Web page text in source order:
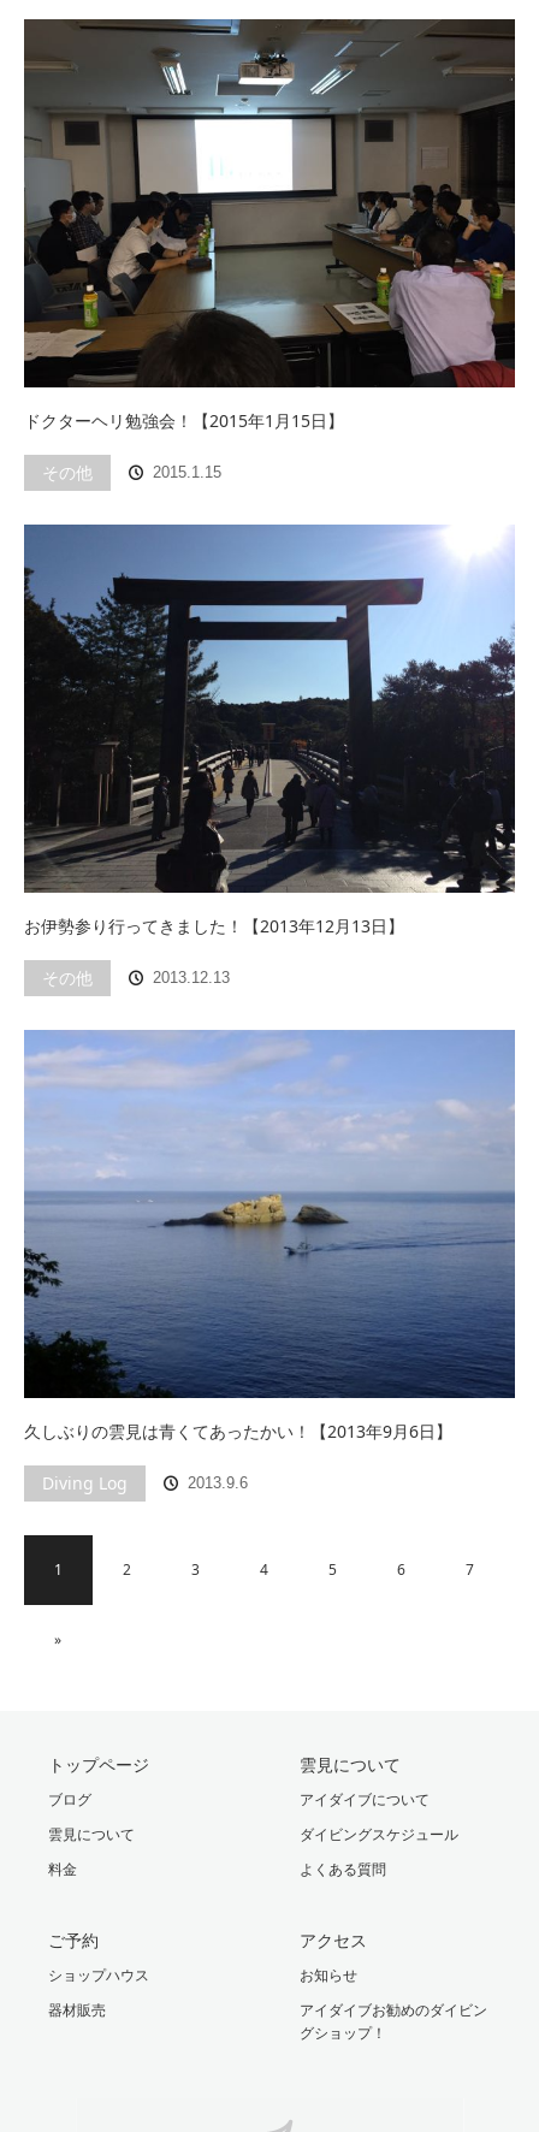
ドクターヘリ勉強会！【2015年1月15日】
その他 2015.1.15
お伊勢参り行ってきました！【2013年12月13日】
その他 2013.12.13
久しぶりの雲見は青くてあったかい！【2013年9月6日】
Diving Log 2013.9.6
1 2 3 4 5 6 7
»
トップページ
ブログ
雲見について
料金
雲見について
アイダイブについて
ダイビングスケジュール
よくある質問
ご予約
ショップハウス
器材販売
アクセス
お知らせ
アイダイブお勧めのダイビン
グショップ！